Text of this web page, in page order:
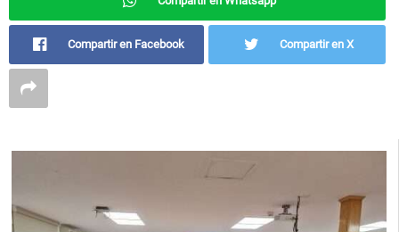
Compartir en Facebook Compartir en X